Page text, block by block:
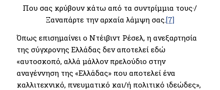
Που σας κρύβουν κάτω από τα συντρίμμια τους·/
Ξαναπάρτε την αρχαία λάμψη σας.[7]
Όπως επισημαίνει ο Ντέιβιντ Ρέσελ, η ανεξαρτησία
της σύγχρονης Ελλάδας δεν αποτελεί εδώ
«αυτοσκοπό, αλλά μάλλον πρελούδιο στην
αναγέννηση της «Ελλάδας» που αποτελεί ένα
καλλιτεχνικό, πνευματικό και/ή πολιτικό ιδεώδες»,